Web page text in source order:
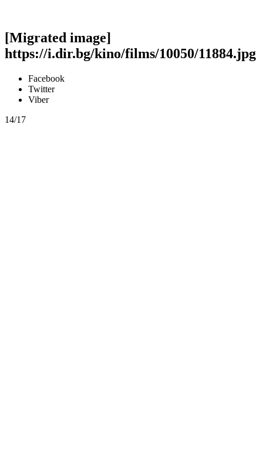
[Migrated image]
https://i.dir.bg/kino/films/10050/11884.jpg
Facebook
Twitter
Viber
14/17